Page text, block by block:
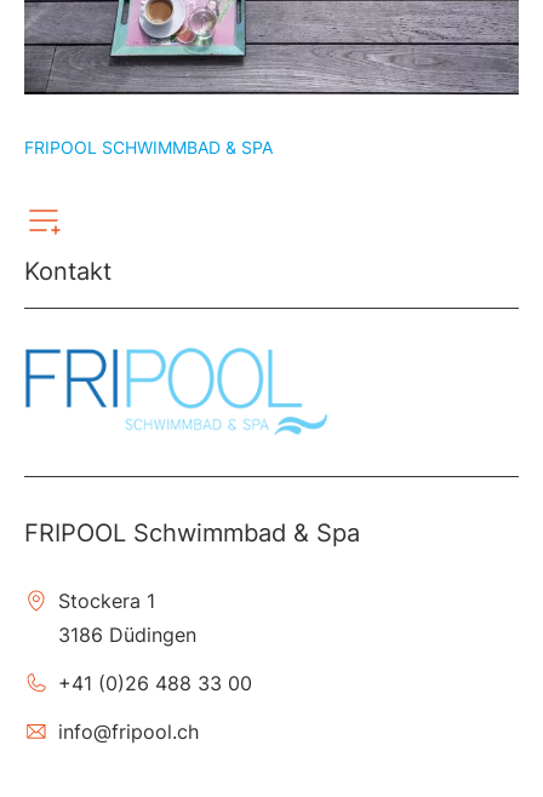
FRIPOOL SCHWIMMBAD & SPA
Kontakt
FRIPOOL Schwimmbad & Spa
Stockera 1
3186 Düdingen
+41 (0)26 488 33 00
info@fripool.ch